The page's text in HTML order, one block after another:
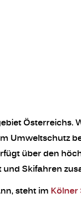
Österreichs.
Umweltschutz
über den
Skifahren
steht im